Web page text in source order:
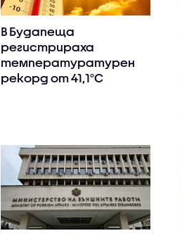
В Будапеща
регистрираха
температуратурен
рекорд от 41,1°C